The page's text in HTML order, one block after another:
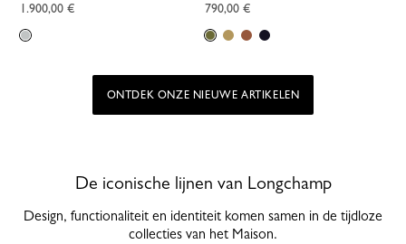
1.900,00 €
790,00 €
ONTDEK ONZE NIEUWE ARTIKELEN
De iconische lijnen van Longchamp
Design, functionaliteit en identiteit komen samen in de tijdloze
collecties van het Maison.